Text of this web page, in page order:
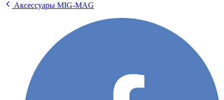
Аксессуары МIG-МАG